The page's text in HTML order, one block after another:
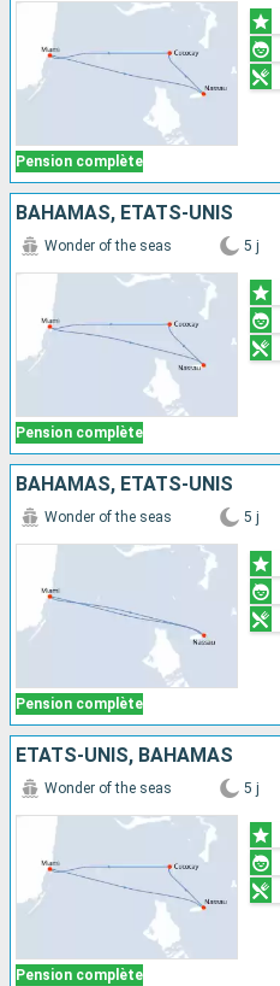
Pension complète
BAHAMAS, ÉTATS-UNIS
Pension complète
Wonder of the seas 5 j
BAHAMAS, ÉTATS-UNIS
Pension complète
Wonder of the seas 5 j
ÉTATS-UNIS, BAHAMAS
Pension complète
Wonder of the seas 5 j